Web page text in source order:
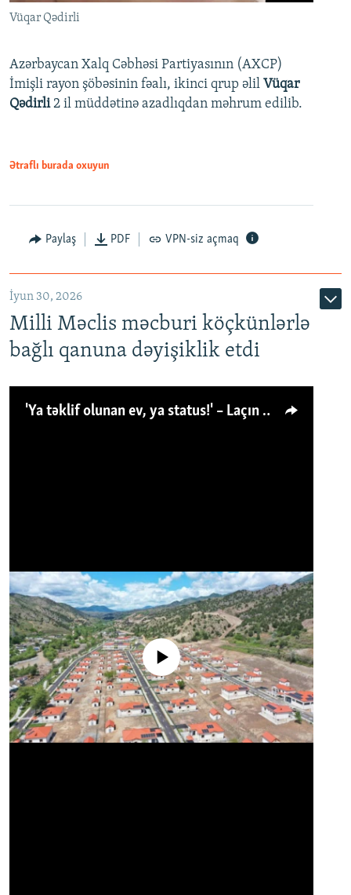
Vüqar Qədirli
Azərbaycan Xalq Cəbhəsi Partiyasının (AXCP)
İmişli rayon şöbəsinin fəalı, ikinci qrup əlil Vüqar
Qədirli2 il müddətinə azadlıqdan məhrum edilib.
Ətraflı burada oxuyun
Paylaş PDF VPN-siz açmaq
İyun 30, 2026
Milli Məclis məcburi köçkünlərlə
bağlı qanuna dəyişiklik etdi
'Ya təklif olunan ev, ya status!' – Laçın köçkünü: 'Laçından başqa heç hara!'
No media source currently available